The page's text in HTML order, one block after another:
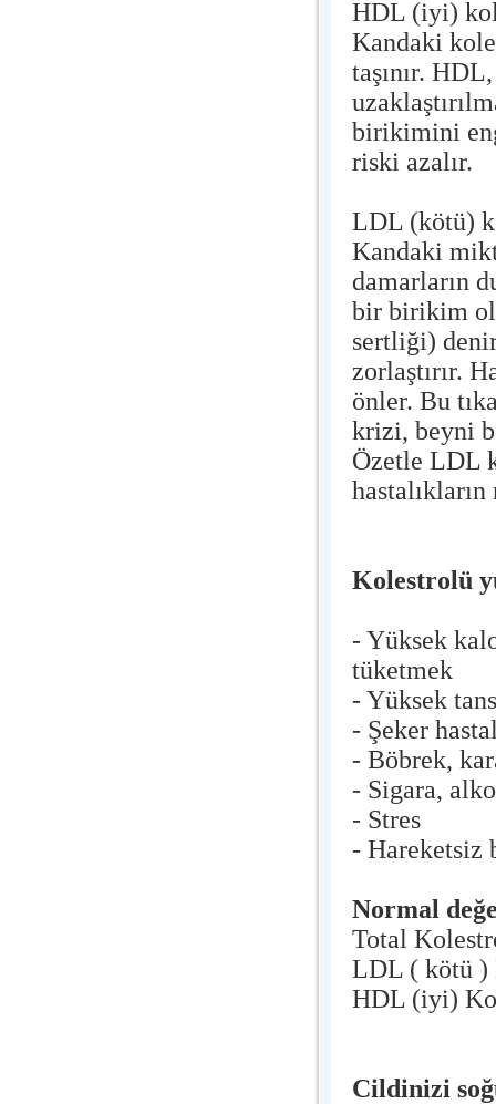
HDL (iyi)
Kandaki
taşınır.
birikimini
riski azalır.
LDL (kötü)
Kandaki
damarların
bir birikim
sertliği)
zorlaştırır.
önler. Bu
krizi, beyni
Özetle LDL
Kolestrolü
- Yüksek
tüketmek
- Yüksek
- Şeker
- Böbrek,
- Sigara,
- Stres
- Hareketsiz
Normal
Total
LDL ( kötü )
HDL (iyi)
Cildinizi